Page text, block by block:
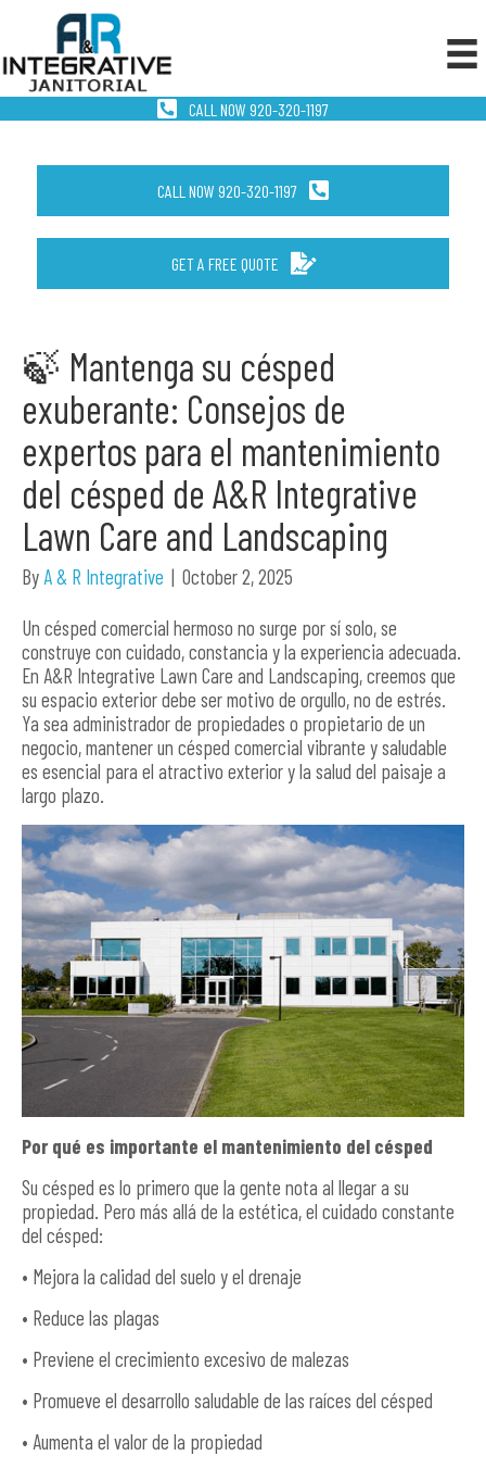
CALL NOW 920-320-1197
CALL NOW 920-320-1197
GET A FREE QUOTE
🍃 Mantenga su césped
exuberante: Consejos de
expertos para el mantenimiento
del césped de A&R Integrative
Lawn Care and Landscaping
By A & R Integrative | October 2, 2025
Un césped comercial hermoso no surge por sí solo, se
construye con cuidado, constancia y la experiencia adecuada.
En A&R Integrative Lawn Care and Landscaping, creemos que
su espacio exterior debe ser motivo de orgullo, no de estrés.
Ya sea administrador de propiedades o propietario de un
negocio, mantener un césped comercial vibrante y saludable
es esencial para el atractivo exterior y la salud del paisaje a
largo plazo.
Por qué es importante el mantenimiento del césped
Su césped es lo primero que la gente nota al llegar a su
propiedad. Pero más allá de la estética, el cuidado constante
del césped:
• Mejora la calidad del suelo y el drenaje
• Reduce las plagas
• Previene el crecimiento excesivo de malezas
• Promueve el desarrollo saludable de las raíces del césped
• Aumenta el valor de la propiedad